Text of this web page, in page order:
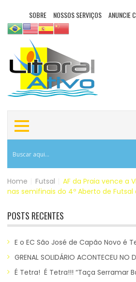
SOBRE NOSSOS SERVIÇOS ANUNCIE
Home Futsal
AF da Praia vence a
nas semifinais do 4º Aberto de Futsal
POSTS RECENTES
E o EC São José de Capão Novo é
GRENAL SOLIDÁRIO ACONTECEU NO
É Tetra! É Tetra!!! “Taça Serramar